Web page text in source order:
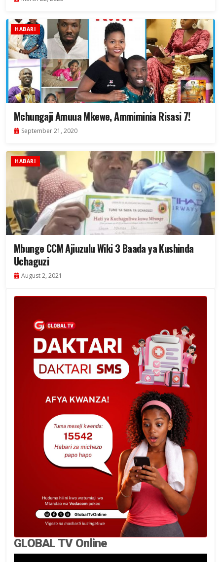
HABARI
Mchungaji Amuua Mkewe, Ammiminia Risasi 7!
September 21, 2020
HABARI
Mbunge CCM Ajiuzulu Wiki 3 Baada ya Kushinda
Uchaguzi
August 2, 2021
GLOBAL TV Online